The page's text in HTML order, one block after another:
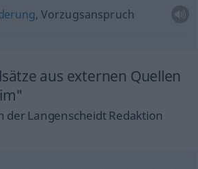
, Vorzugsanspruch
aus externen Quellen
der Langenscheidt Redaktion